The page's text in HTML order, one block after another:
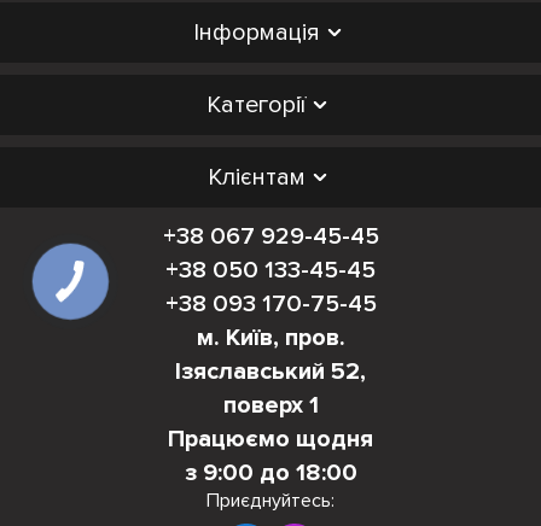
Інформація
Категорії
Клієнтам
+38 067 929-45-45
+38 050 133-45-45
+38 093 170-75-45
м. Київ, пров.
Ізяславський 52,
поверх 1
Працюємо щодня
з 9:00 до 18:00
Приєднуйтесь: